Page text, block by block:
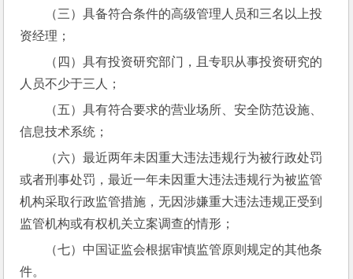
（三）具备符合条件的高级管理人员和三名以上投
资经理；
（四）具有投资研究部门，且专职从事投资研究的
人员不少于三人；
（五）具有符合要求的营业场所、安全防范设施、
信息技术系统；
（六）最近两年未因重大违法违规行为被行政处罚
或者刑事处罚，最近一年未因重大违法违规行为被监管
机构采取行政监管措施，无因涉嫌重大违法违规正受到
监管机构或有权机关立案调查的情形；
（七）中国证监会根据审慎监管原则规定的其他条
件。